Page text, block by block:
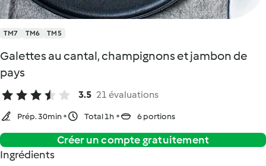
TM7 TM6 TM5
Galettes au cantal, champignons et jambon de
pays
3.5 21 évaluations
Prép. 30min Total 1h 6 portions
Créer un compte gratuitement
Ingrédients